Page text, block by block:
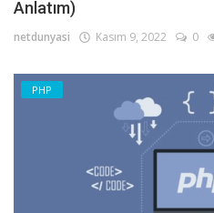
Anlatım)
netdunyasi Kasım 9, 2022 0
PHP